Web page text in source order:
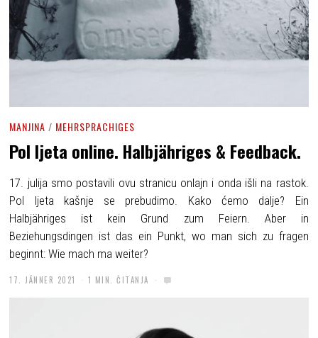
MANJINA / MEHRSPRACHIGES
Pol ljeta online. Halbjähriges & Feedback.
17. julija smo postavili ovu stranicu onlajn i onda išli na rastok.
Pol ljeta kašnje se prebudimo. Kako ćemo dalje? Ein
Halbjähriges ist kein Grund zum Feiern. Aber in
Beziehungsdingen ist das ein Punkt, wo man sich zu fragen
beginnt: Wie mach ma weiter?
17. JÄNNER 2021 1 MIN. ČITANJA